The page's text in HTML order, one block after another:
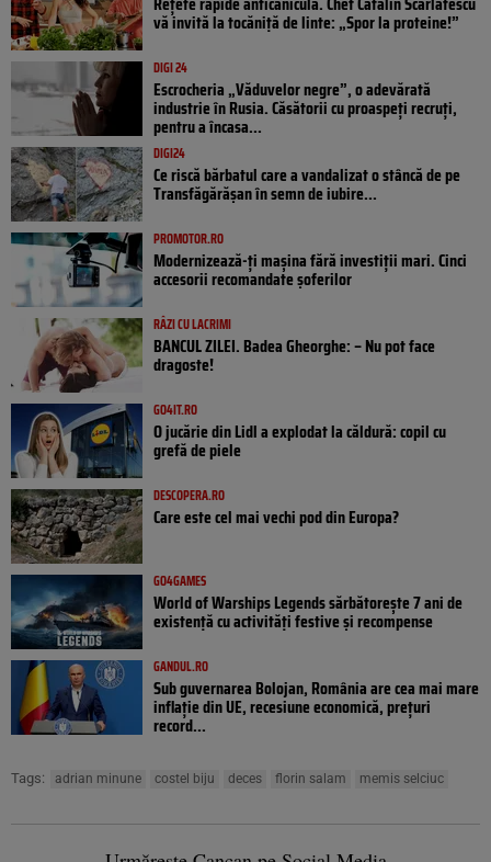
vă invită la tocăniță de linte: „Spor la proteine!”
DIGI 24
Escrocheria „Văduvelor negre”, o adevărată
industrie în Rusia. Căsătorii cu proaspeți recruți,
pentru a încasa...
DIGI24
Ce riscă bărbatul care a vandalizat o stâncă de pe
Transfăgărășan în semn de iubire...
PROMOTOR.RO
Modernizează-ți mașina fără investiții mari. Cinci
accesorii recomandate șoferilor
RÂZI CU LACRIMI
BANCUL ZILEI. Badea Gheorghe: – Nu pot face
dragoste!
GO4IT.RO
O jucărie din Lidl a explodat la căldură: copil cu
grefă de piele
DESCOPERA.RO
Care este cel mai vechi pod din Europa?
GO4GAMES
World of Warships Legends sărbătorește 7 ani de
existență cu activități festive și recompense
GANDUL.RO
Sub guvernarea Bolojan, România are cea mai mare
inflație din UE, recesiune economică, prețuri
record...
Tags: adrian minune costel biju deces florin salam memis selciuc